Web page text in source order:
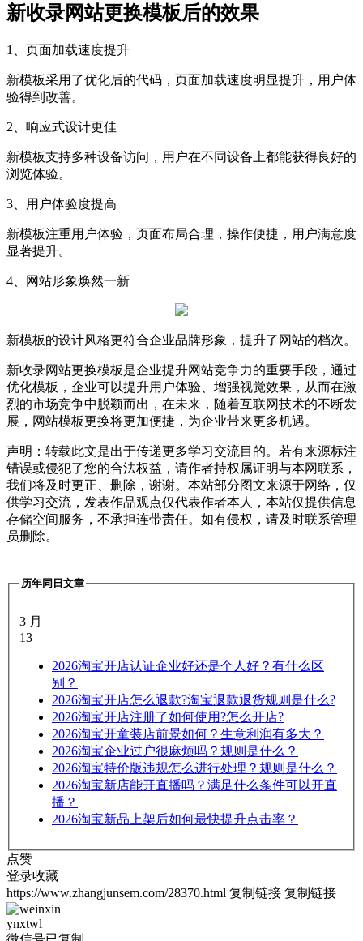
新收录网站更换模板后的效果
1、页面加载速度提升
新模板采用了优化后的代码，页面加载速度明显提升，用户体
验得到改善。
2、响应式设计更佳
新模板支持多种设备访问，用户在不同设备上都能获得良好的
浏览体验。
3、用户体验度提高
新模板注重用户体验，页面布局合理，操作便捷，用户满意度
显著提升。
4、网站形象焕然一新
新模板的设计风格更符合企业品牌形象，提升了网站的档次。
新收录网站更换模板是企业提升网站竞争力的重要手段，通过
优化模板，企业可以提升用户体验、增强视觉效果，从而在激
烈的市场竞争中脱颖而出，在未来，随着互联网技术的不断发
展，网站模板更换将更加便捷，为企业带来更多机遇。
声明：转载此文是出于传递更多学习交流目的。若有来源标注
错误或侵犯了您的合法权益，请作者持权属证明与本网联系，
我们将及时更正、删除，谢谢。本站部分图文来源于网络，仅
供学习交流，发表作品观点仅代表作者本人，本站仅提供信息
存储空间服务，不承担连带责任。如有侵权，请及时联系管理
员删除。
历年同日文章
3 月
13
2026淘宝开店认证企业好还是个人好？有什么区
别？
2026淘宝开店怎么退款?淘宝退款退货规则是什么?
2026淘宝开店注册了如何使用?怎么开店?
2026淘宝开童装店前景如何？生意利润有多大？
2026淘宝企业过户很麻烦吗？规则是什么？
2026淘宝特价版违规怎么进行处理？规则是什么？
2026淘宝新店能开直播吗？满足什么条件可以开直
播？
2026淘宝新品上架后如何最快提升点击率？
点赞
登录收藏
https://www.zhangjunsem.com/28370.html 复制链接 复制链接
ynxtwl